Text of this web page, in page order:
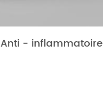
Anti - inflammatoire